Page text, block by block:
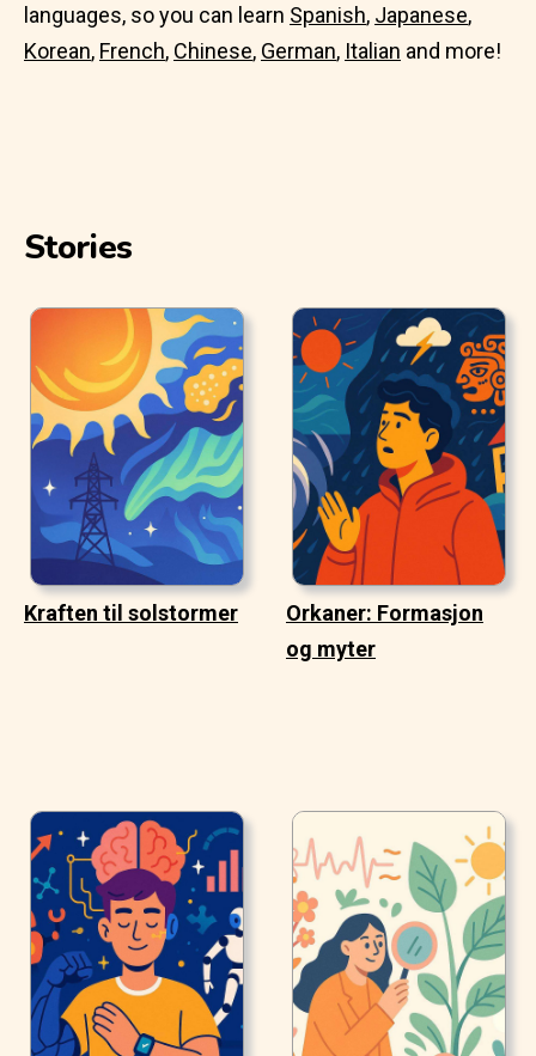
languages, so you can learn Spanish, Japanese,
Korean, French, Chinese, German, Italian and more!
Stories
Kraften til solstormer
Orkaner: Formasjon
og myter